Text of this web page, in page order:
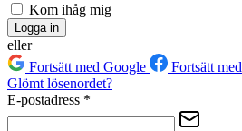
Kom ihåg mig
Logga in
eller
Fortsätt med Google
Fortsätt
Glömt lösenordet?
E-postadress *